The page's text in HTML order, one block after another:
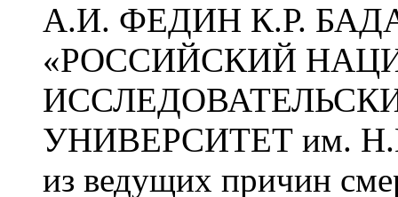
А.И. ФЕДИН К.Р.
«РОССИЙСКИЙ
УНИВЕРСИТЕТ им.
из ведущих причин